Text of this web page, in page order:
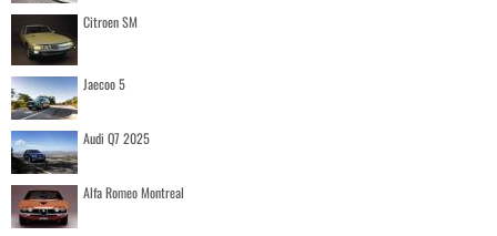
Citroen SM
Jaecoo 5
Audi Q7 2025
Alfa Romeo Montreal